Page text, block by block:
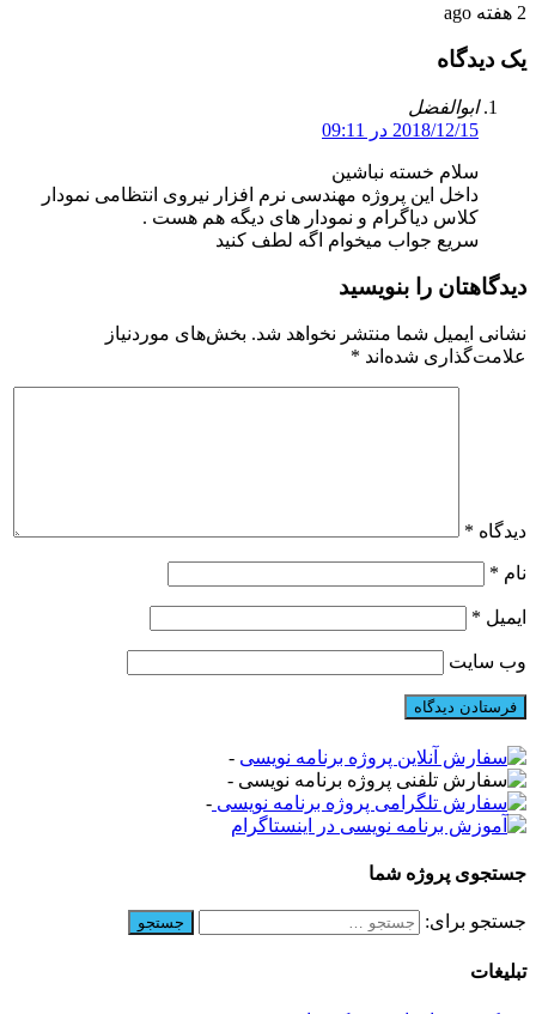
2 هفته ago
یک دیدگاه
ابوالفضل
2018/12/15 در 09:11
سلام خسته نباشین
داخل این پروژه مهندسی نرم افزار نیروی انتظامی نمودار
کلاس دیاگرام و نمودار های دیگه هم هست .
سریع جواب میخوام اگه لطف کنید
دیدگاهتان را بنویسید
نشانی ایمیل شما منتشر نخواهد شد. بخش‌های موردنیاز
علامت‌گذاری شده‌اند *
دیدگاه *
نام *
ایمیل *
وب‌ سایت
-
-
-
جستجوی پروژه شما
جستجو برای:
تبلیغات